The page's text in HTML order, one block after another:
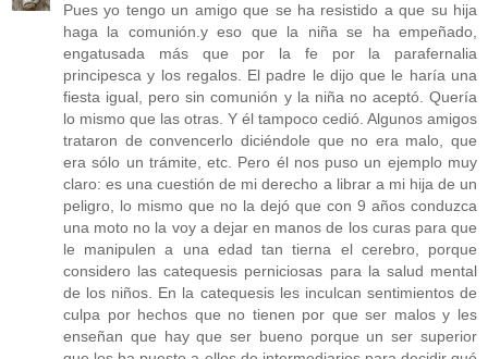
Pues yo tengo un amigo que se ha resistido a que su hija
haga la comunión.y eso que la niña se ha empeñado,
engatusada más que por la fe por la parafernalia
principesca y los regalos. El padre le dijo que le haría una
fiesta igual, pero sin comunión y la niña no aceptó. Quería
lo mismo que las otras. Y él tampoco cedió. Algunos amigos
trataron de convencerlo diciéndole que no era malo, que
era sólo un trámite, etc. Pero él nos puso un ejemplo muy
claro: es una cuestión de mi derecho a librar a mi hija de un
peligro, lo mismo que no la dejó que con 9 años conduzca
una moto no la voy a dejar en manos de los curas para que
le manipulen a una edad tan tierna el cerebro, porque
considero las catequesis perniciosas para la salud mental
de los niños. En la catequesis les inculcan sentimientos de
culpa por hechos que no tienen por que ser malos y les
enseñan que hay que ser bueno porque un ser superior